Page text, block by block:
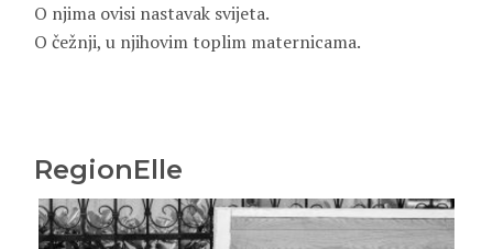
O njima ovisi nastavak svijeta.
O čežnji, u njihovim toplim maternicama.
RegionElle